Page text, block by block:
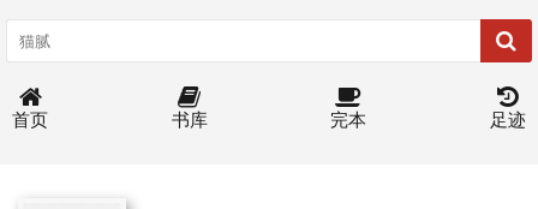
首页 书库 完本 足迹